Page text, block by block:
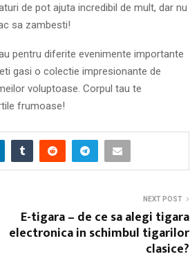
de pot ajuta incredibil de mult, dar nu
sa zambesti!
pentru diferite evenimente importante
gasi o colectie impresionante de
voluptoase. Corpul tau te
frumoase!
NEXT POST
E-tigara – de ce sa alegi tigara
electronica in schimbul tigarilor
clasice?